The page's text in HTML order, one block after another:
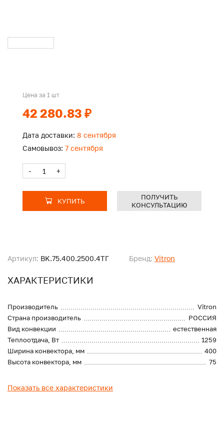
Артикул: BK.75.400.2500.4ТГ Бренд: Vitron
ХАРАКТЕРИСТИКИ
Производитель
Vitron
Страна производитель
РОССИЯ
Вид конвекции
естественная
Теплоотдача, Вт
1259
Ширина конвектора, мм
400
Высота конвектора, мм
75
Показать все характеристики
Цена за 1 шт
42 280.83 ₽
Дата доставки: 8 сентября
Самовывоз: 7 сентября
- +
КУПИТЬ
ПОЛУЧИТЬ
КОНСУЛЬТАЦИЮ